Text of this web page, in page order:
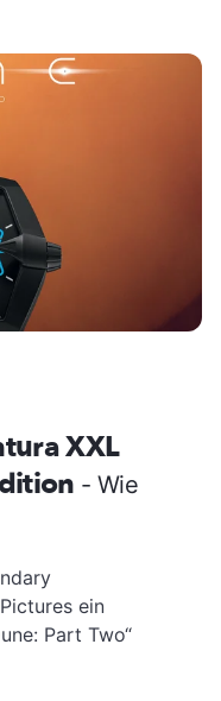
XXL
- Wie
ein
Part Two“